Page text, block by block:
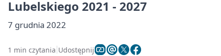
Lubelskiego 2021 - 2027
7 grudnia 2022
1 min czytania Udostępnij